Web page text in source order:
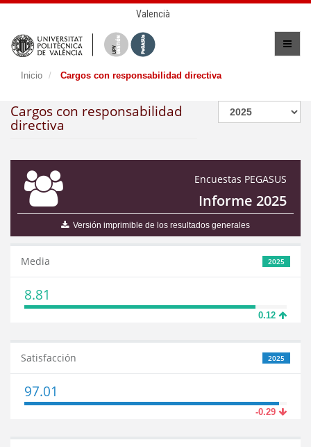
Valencià
Inicio Cargos con responsabilidad directiva
Cargos con responsabilidad
directiva
Encuestas PEGASUS
Informe 2025
Versión imprimible de los resultados generales
2025
Media
8.81
0.12
2025
Satisfacción
97.01
-0.29